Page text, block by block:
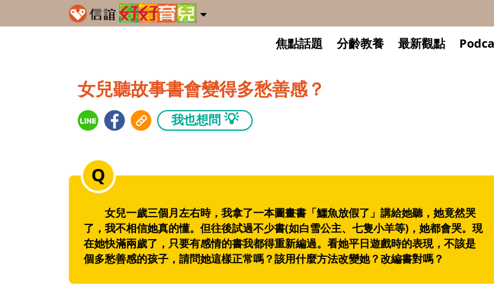
焦點話題 分齡教養 最新觀點
女兒聽故事書會變得多愁善感？
我也想問 💡
女兒一歲三個月左右時，我拿了一本圖畫書「鱷魚放假了」講給她聽，她竟然哭
了，我不相信她真的懂。但往後試過不少書(如白雪公主、七隻小羊等)，她都會哭。現
在她快滿兩歲了，只要有感情的書我都得重新編過。看她平日遊戲時的表現，不該是
個多愁善感的孩子，請問她這樣正常嗎？該用什麼方法改變她？改編書對嗎？
升小一開學前預備備
寶貝即將上小學，信誼集結